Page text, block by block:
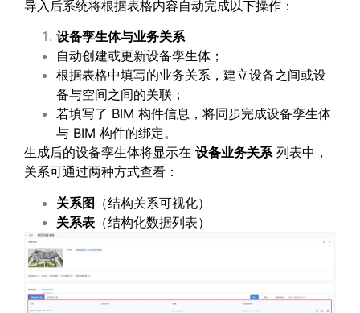
导入后系统将根据表格内容自动完成以下操作：
设备孪生体与业务关系
自动创建或更新设备孪生体；
根据表格中填写的业务关系，建立设备之间或设
备与空间之间的关联；
若填写了 BIM 构件信息，将同步完成设备孪生体
与 BIM 构件的绑定。
生成后的设备孪生体将显示在 设备业务关系列表中，
关系可通过两种方式查看：
关系图 （结构关系可视化）
关系表 （结构化数据列表）